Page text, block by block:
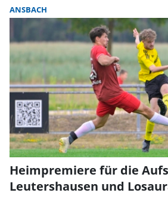
ANSBACH
Heimpremiere für die
Leutershausen und